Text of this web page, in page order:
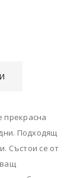
прекрасна
Подходящ
Състои се от